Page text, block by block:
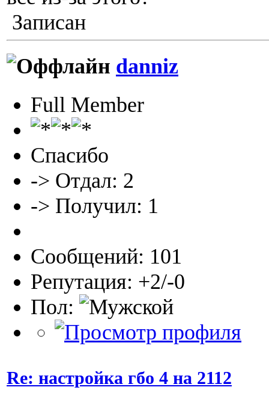
Записан
danniz
Full Member
Спасибо
-> Отдал: 2
-> Получил: 1
Сообщений: 101
Репутация: +2/-0
Пол:
Re: настройка гбо 4 на 2112